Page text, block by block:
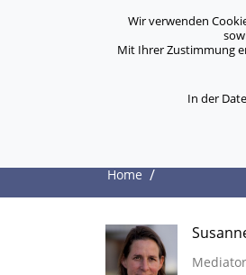
Standorte Jobs
ASB Bonn/Rhein-Sieg/
Home /
Wir verwenden
Mit Ihrer Zustimmung
In der